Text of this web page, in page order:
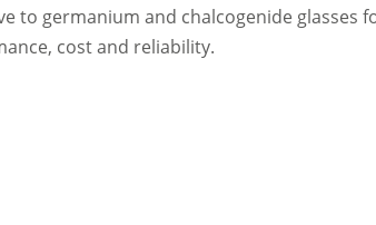
to germanium and chalcogenide glasses
cost and reliability.